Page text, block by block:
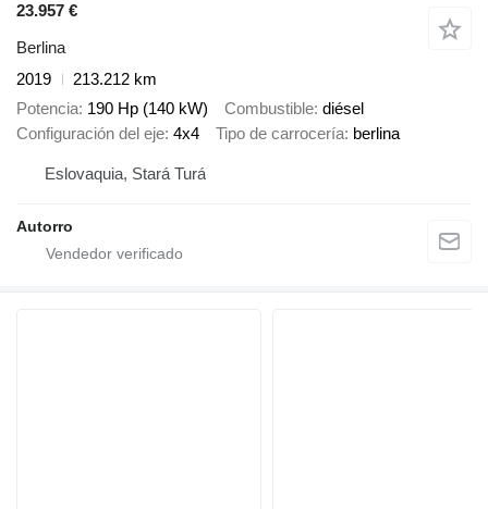
23.957 €
Berlina
2019
213.212 km
Potencia 190 Hp (140 kW) Combustible diésel
Configuración del eje 4x4 Tipo de carrocería berlina
Eslovaquia, Stará Turá
Autorro